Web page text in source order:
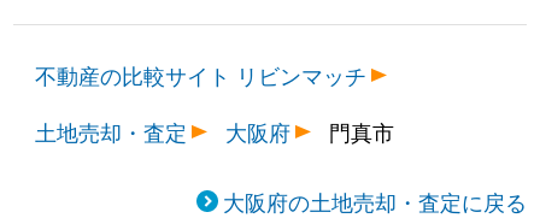
不動産の比較サイト リビンマッチ
土地売却・査定
大阪府 門真市
大阪府の土地売却・査定に戻る